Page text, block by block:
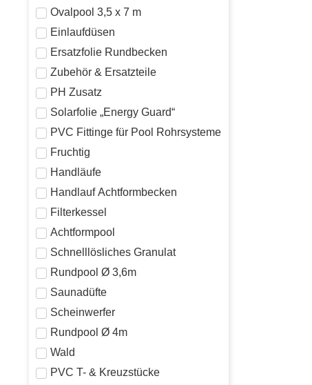
Ovalpool 3,5 x 7 m
Einlaufdüsen
Ersatzfolie Rundbecken
Zubehör & Ersatzteile
PH Zusatz
Solarfolie „Energy Guard“
PVC Fittinge für Pool Rohrsysteme
Fruchtig
Handläufe
Handlauf Achtformbecken
Filterkessel
Achtformpool
Schnelllösliches Granulat
Rundpool Ø 3,6m
Saunadüfte
Scheinwerfer
Rundpool Ø 4m
Wald
PVC T- & Kreuzstücke